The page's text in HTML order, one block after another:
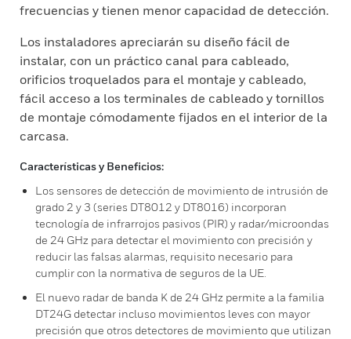
frecuencias y tienen menor capacidad de detección.
Los instaladores apreciarán su diseño fácil de
instalar, con un práctico canal para cableado,
orificios troquelados para el montaje y cableado,
fácil acceso a los terminales de cableado y tornillos
de montaje cómodamente fijados en el interior de la
carcasa.
Características y Beneficios:
Los sensores de detección de movimiento de intrusión de
grado 2 y 3 (series DT8012 y DT8016) incorporan
tecnología de infrarrojos pasivos (PIR) y radar/microondas
de 24 GHz para detectar el movimiento con precisión y
reducir las falsas alarmas, requisito necesario para
cumplir con la normativa de seguros de la UE.
El nuevo radar de banda K de 24 GHz permite a la familia
DT24G detectar incluso movimientos leves con mayor
precisión que otros detectores de movimiento que utilizan